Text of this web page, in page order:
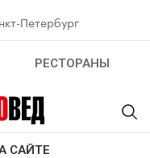
Петербург
РЕСТОРАНЫ
САЙТЕ